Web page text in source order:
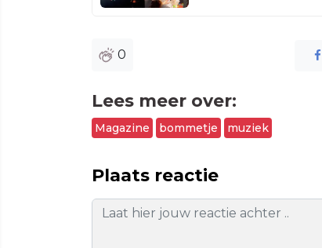
0
Lees meer over:
Magazine bommetje muziek
Plaats reactie